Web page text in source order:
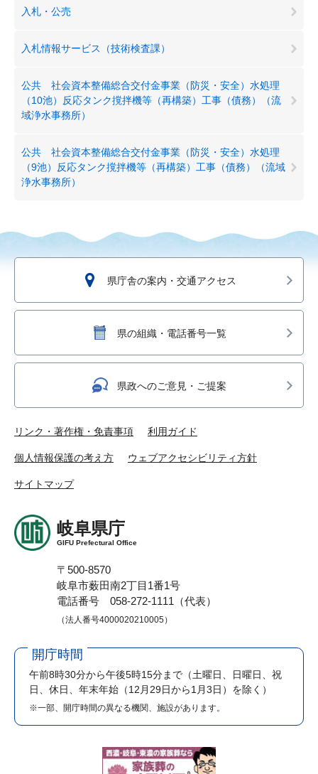
入札・公売
入札情報サービス（技術検査課）
公共 社会資本整備総合交付金事業（防災・安全）水処理
（10池）反応タンク撹拌機等（再構築）工事（債務）（流
域浄水事務所）
公共 社会資本整備総合交付金事業（防災・安全）水処理
（9池）反応タンク撹拌機等（再構築）工事（債務）（流域
浄水事務所）
県庁舎の案内・交通アクセス
県の組織・電話番号一覧
県政へのご意見・ご提案
リンク・著作権・免責事項 利用ガイド
個人情報保護の考え方 ウェブアクセシビリティ方針
サイトマップ
岐阜県庁
GIFU Prefectural Office
〒500-8570
岐阜市薮田南2丁目1番1号
電話番号 058-272-1111（代表）
（法人番号4000020210005）
開庁時間
午前8時30分から午後5時15分まで （土曜日、日曜日、祝
日、休日、年末年始（12月29日から1月3日）を除く）
※一部、開庁時間の異なる機関、施設があります。